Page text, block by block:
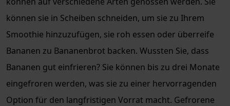
können sie in Scheiben schneiden, um sie zu Ihrem
Smoothie hinzuzufügen, sie roh essen oder überreife
Bananen zu Bananenbrot backen. Wussten Sie, dass
Bananen gut einfrieren? Sie können bis zu drei Monate
eingefroren werden, was sie zu einer hervorragenden
Option für den langfristigen Vorrat macht. Gefrorene